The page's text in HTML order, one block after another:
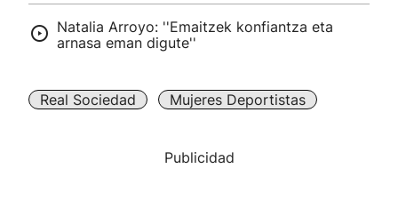
"Helmuga"
Natalia Arroyo: ''Emaitzek konfiantza eta
arnasa eman digute''
Real Sociedad Mujeres Deportistas
Publicidad